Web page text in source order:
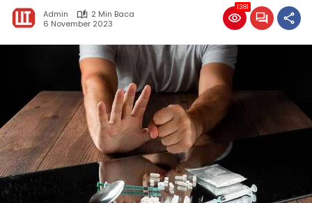
Admin
2 Min Baca
6 November 2023
1381